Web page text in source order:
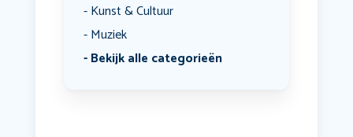
Kunst & Cultuur
Muziek
Bekijk alle categorieën